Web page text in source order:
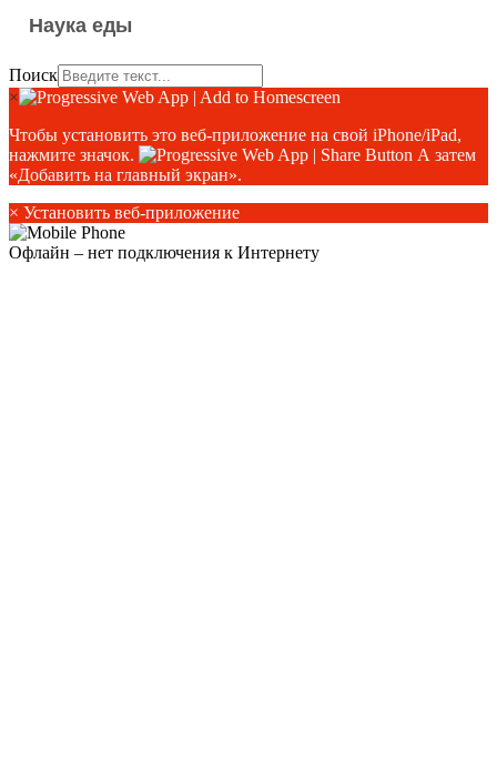
Наука еды
Поиск
×
Чтобы установить это веб-приложение на свой iPhone/iPad,
нажмите значок.
А затем
«Добавить на главный экран».
× Установить веб-приложение
Офлайн – нет подключения к Интернету